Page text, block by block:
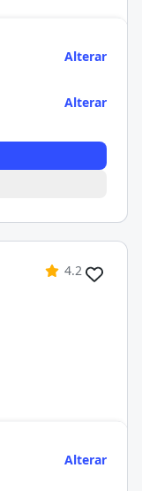
Alterar
Alterar
4.2
Alterar